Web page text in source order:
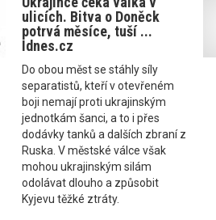
ulicích. Bitva o Doněck
potrvá měsíce, tuší ...
Idnes.cz
Do obou měst se stáhly síly
separatistů, kteří v otevřeném
boji nemají proti ukrajinským
jednotkám šanci, a to i přes
dodávky tanků a dalších zbraní z
Ruska. V městské válce však
mohou ukrajinským silám
odolávat dlouho a způsobit
Kyjevu těžké ztráty.